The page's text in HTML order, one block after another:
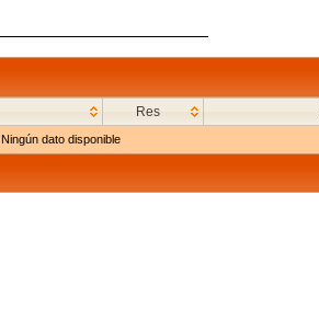
Res
Ningún dato disponible